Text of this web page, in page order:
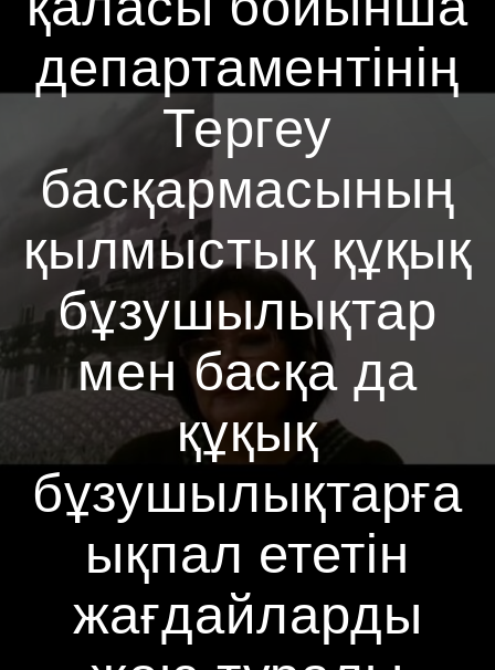
департаментінің
Тергеу
басқармасының
қылмыстық құқық
бұзушылықтар
мен басқа да
құқық
бұзушылықтарға
ықпал ететін
жағдайларды